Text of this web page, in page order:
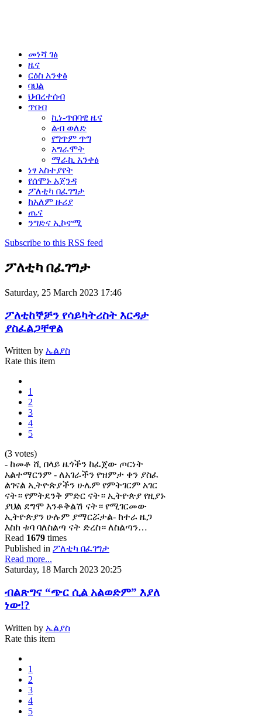
መነሻ ገፅ
ዜና
ርዕስ አንቀፅ
ባህል
ህብረተሰብ
ጥበብ
ኪነ-ጥበባዊ ዜና
ልብ ወለድ
የግጥም ጥግ
አግራሞት
ማራኪ አንቀፅ
ነፃ አስተያየት
የሰሞኑ አጀንዳ
ፖለቲካ በፈገግታ
ከአለም ዙሪያ
ጤና
ንግድና ኢኮኖሚ
Subscribe to this RSS feed
ፖለቲካ በፈገግታ
Saturday, 25 March 2023 17:46
ፖለቲከኞቻን የሳይካትሪስት እርዳታ
ያስፈልጋቸዋል
Written by ኤልያስ
Rate this item
1
2
3
4
5
(3 votes)
- ከመቶ ሺ በላይ ዜጎችን ከፈጀው ጦርነት
አልተማርንም - ለአገራችን የዝምታ ቀን ያስፈ
ልገናል ኢትዮጵያችን ሁሌም የምትገርም አገር
ናት። የምትደንቅ ምድር ናት። ኢትዮጵያ የዚያኑ
ያህል ደግሞ እንቆቅልሽ ናት። የሚገርመው
ኢትዮጵያን ሁሉም ያማርሯታል- ከተራ ዜጋ
እስከ ቱባ ባለስልጣ ናት ድረስ። ለስልጣን…
Read 1679 times
Published in ፖለቲካ በፈገግታ
Read more...
Saturday, 18 March 2023 20:25
ብልጽግና “ጭር ሲል አልወድም” እያለ
ነው!?
Written by ኤልያስ
Rate this item
1
2
3
4
5